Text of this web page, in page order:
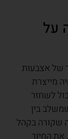
על
של אצבעות
מייצרת
לשחזר
בין
שקורה בקהל
החיוך